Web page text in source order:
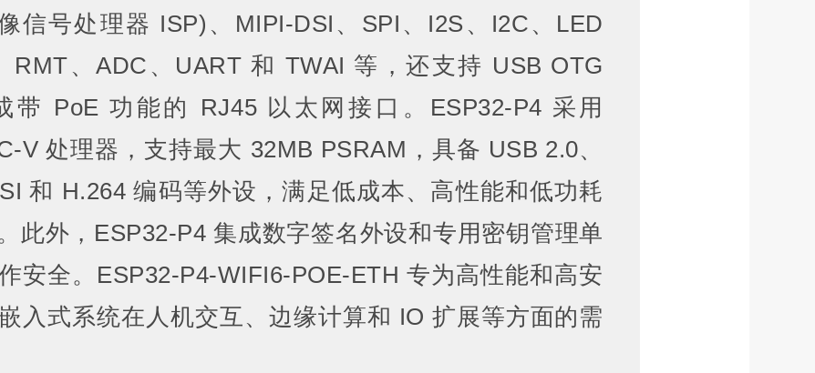
信号处理器 ISP)、MIPI-DSI、SPI、I2S、I2C、LED
RMT、ADC、UART 和 TWAI 等，还支持 USB OTG
带 PoE 功能的 RJ45 以太网接口。ESP32-P4 采用
V 处理器，支持最大 32MB PSRAM，具备 USB 2.0、
和 H.264 编码等外设，满足低成本、高性能和低功耗
此外，ESP32-P4 集成数字签名外设和专用密钥管理单
安全。ESP32-P4-WIFI6-POE-ETH 专为高性能和高安
入式系统在人机交互、边缘计算和 IO 扩展等方面的需